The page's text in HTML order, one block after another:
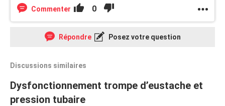
Commenter 0
Répondre Posez votre question
Discussions similaires
Dysfonctionnement trompe d’eustache et
pression tubaire